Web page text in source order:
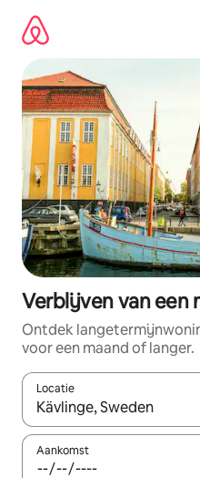
direct
naar
inhoud
Verblijven van een
Ontdek
voor een maand of langer.
Locatie
Wanneer er resultaten
Aankomst